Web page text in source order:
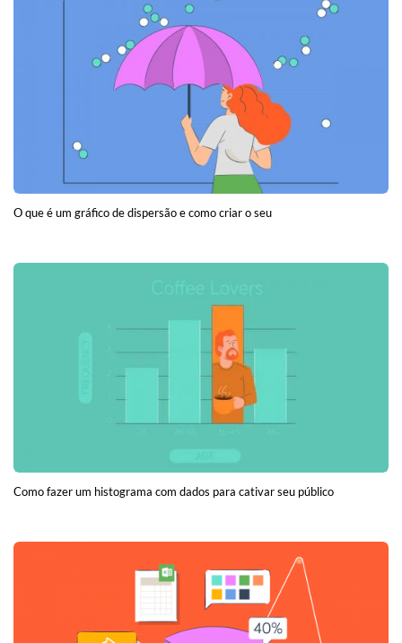
O que é um gráfico de dispersão e como criar o seu
Como fazer um histograma com dados para cativar seu público